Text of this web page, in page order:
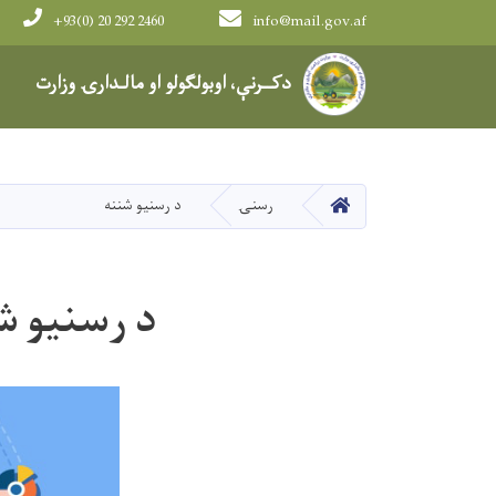
دکــرنې، اوبولګولو او مالـدارۍ وزارت
info@mail.gov.af
+93(0) 20 292 2460
Main navigation
کور رسنۍ د رسنیو شننه
د رسنیو